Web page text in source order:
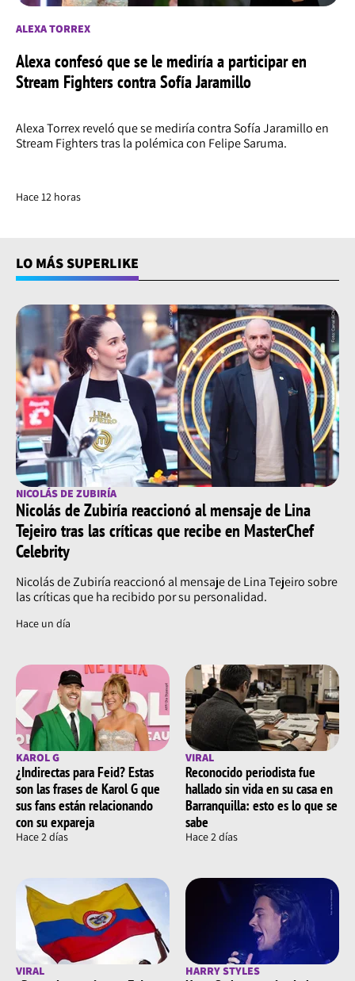
ALEXA TORREX
Alexa confesó que se le mediría a participar en
Stream Fighters contra Sofía Jaramillo
Alexa Torrex reveló que se mediría contra Sofía Jaramillo en
Stream Fighters tras la polémica con Felipe Saruma.
Hace 12 horas
LO MÁS SUPERLIKE
NICOLÁS DE ZUBIRÍA
Nicolás de Zubiría reaccionó al mensaje de Lina
Tejeiro tras las críticas que recibe en MasterChef
Celebrity
Nicolás de Zubiría reaccionó al mensaje de Lina Tejeiro sobre
las críticas que ha recibido por su personalidad.
Hace un día
KAROL G
¿Indirectas para Feid? Estas
son las frases de Karol G que
sus fans están relacionando
con su expareja
Hace 2 días
VIRAL
Reconocido periodista fue
hallado sin vida en su casa en
Barranquilla: esto es lo que se
sabe
Hace 2 días
VIRAL HARRY STYLES